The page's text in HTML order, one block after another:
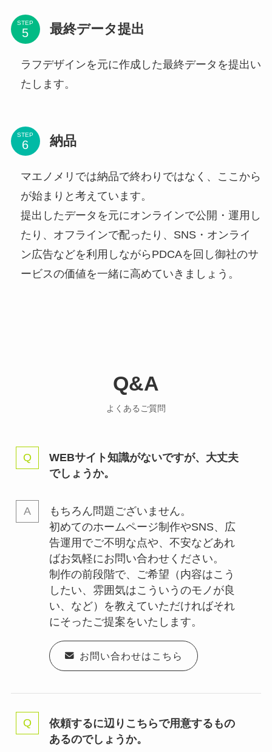
STEP 最終データ提出
ラフデザインを元に作成した最終データを提出い
たします。
STEP 納品
マエノメリでは納品で終わりではなく、ここから
が始まりと考えています。
提出したデータを元にオンラインで公開・運用し
たり、オフラインで配ったり、SNS・オンライ
ン広告などを利用しながらPDCAを回し御社のサ
ービスの価値を一緒に高めていきましょう。
Q&A
よくあるご質問
WEBサイト知識がないですが、大丈夫
でしょうか。
もちろん問題ございません。
初めてのホームページ制作やSNS、広
告運用でご不明な点や、不安などあれ
ばお気軽にお問い合わせください。
制作の前段階で、ご希望（内容はこう
したい、雰囲気はこういうのモノが良
い、など）を教えていただければそれ
にそったご提案をいたします。
お問い合わせはこちら
依頼するに辺りこちらで用意するもの
あるのでしょうか。